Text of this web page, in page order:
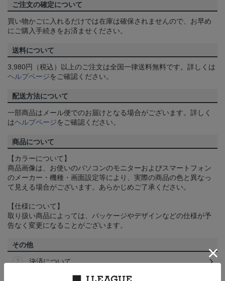
ご注文の確定について
買い物かごに入れるだけでは在庫は確保されませんので、お早め
にご購入手続きをお済ませください。
送料について
3,980円（税込）以上のご注文は全国一律送料無料です。詳しくは
ヘルプページをご確認ください。
配送方法について
一部商品はメール便でのお届けとなる場合がございます。詳しく
はヘルプページをご確認ください。
商品について
【カラーについて】
商品画像は、お使いのパソコンのモニターおよびスマートフォン
のメーカー・機種・画面設定等により、実際の商品の色と異なっ
て見える場合がございます。あらかじめご了承ください。
【仕様について】
取り扱い商品によっては、パッケージやデザインなどの仕様が予
告なく変更になることがございます。
その他
決済について